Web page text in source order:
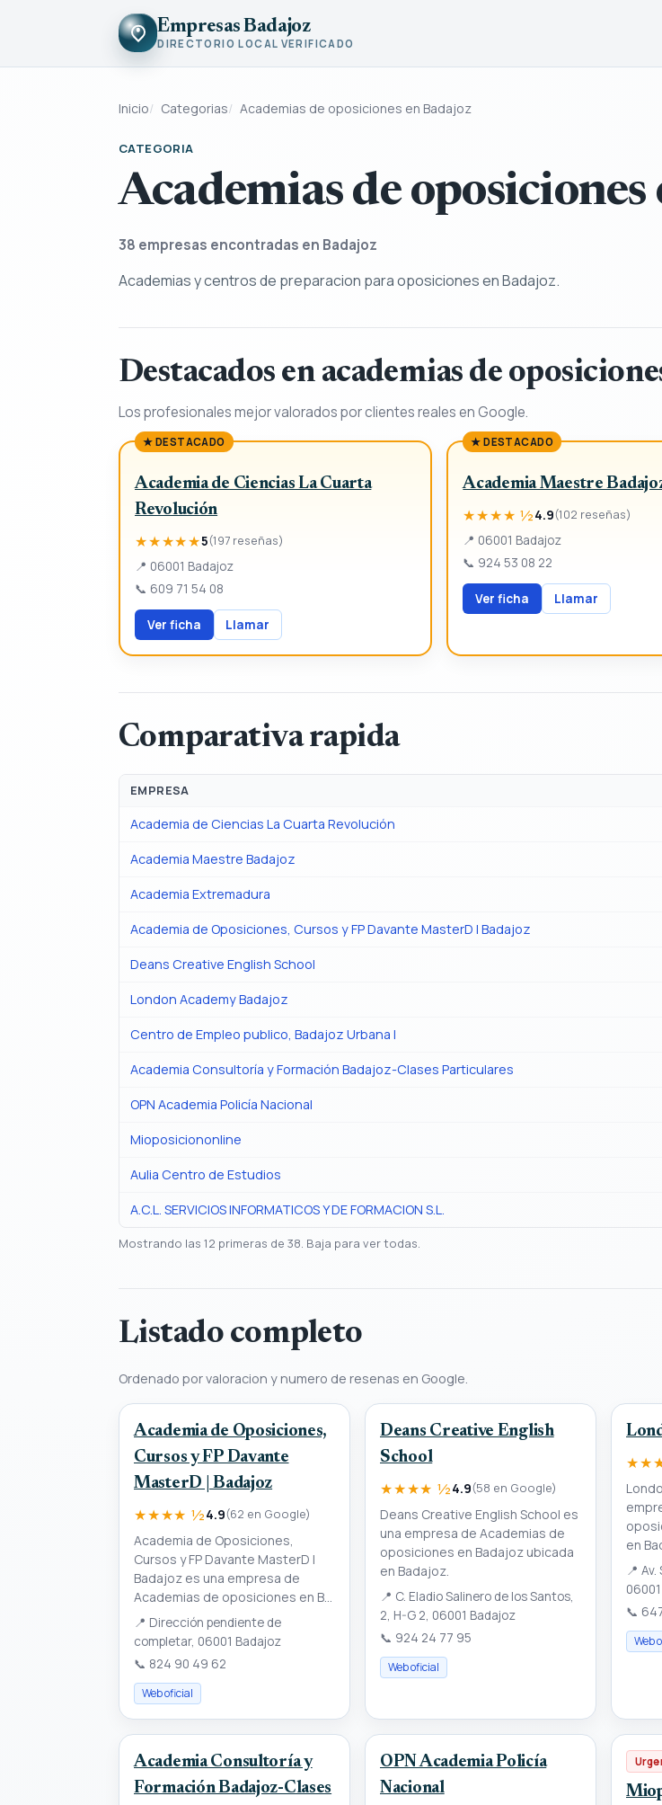
Empresas Badajoz
DIRECTORIO LOCAL VERIFICADO
Inicio Categorias Academias de oposiciones en Badajoz
CATEGORIA
Academias de oposiciones
38 empresas encontradas en Badajoz
Academias y centros de preparacion para oposiciones en Badajoz.
Destacados en academias de
Los profesionales mejor valorados por clientes reales en Google.
★ DESTACADO
Academia de Ciencias La Cuarta
Revolución
★★★★★5(197 reseñas)
📍 06001 Badajoz
📞 609 71 54 08
Ver ficha Llamar
★ DESTACADO
Academia Maestre
★★★★ ½4.9(102 reseñas)
📍 06001 Badajoz
📞 924 53 08 22
Ver ficha Llamar
Comparativa rapida
EMPRESA
Academia de Ciencias La Cuarta Revolución
Academia Maestre Badajoz
Academia Extremadura
Academia de Oposiciones, Cursos y FP Davante MasterD | Badajoz
Deans Creative English School
London Academy Badajoz
Centro de Empleo publico, Badajoz Urbana I
Academia Consultoría y Formación Badajoz-Clases Particulares
OPN Academia Policía Nacional
Mioposiciononline
Aulia Centro de Estudios
A.C.L. SERVICIOS INFORMATICOS Y DE FORMACION S.L.
Mostrando las 12 primeras de 38. Baja para ver todas.
Listado completo
Ordenado por valoracion y numero de resenas en Google.
Academia de Oposiciones,
Cursos y FP Davante
MasterD | Badajoz
★★★★ ½4.9(62 en Google)
Academia de Oposiciones,
Cursos y FP Davante MasterD |
Badajoz es una empresa de
Academias de oposiciones en B...
📍 Dirección pendiente de
completar, 06001 Badajoz
📞 824 90 49 62
Web oficial
Deans Creative English
School
★★★★ ½4.9(58 en Google)
Deans Creative English School es
una empresa de Academias de
oposiciones en Badajoz ubicada
en Badajoz.
📍 C. Eladio Salinero de los Santos,
2, H-G 2, 06001 Badajoz
📞 924 24 77 95
Web oficial
en
📍 Av.
📞
Web
Academia Consultoría y
Formación Badajoz-Clases
OPN Academia Policía
Nacional